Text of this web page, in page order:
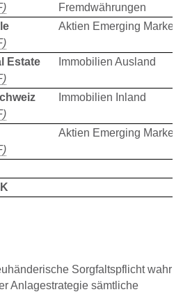
Fremdwährungen
Aktien Emerging Markets
Estate
Immobilien Ausland
Immobilien Inland
Aktien Emerging Markets
Sorgfaltspflicht wahr
Anlagestrategie sämtliche